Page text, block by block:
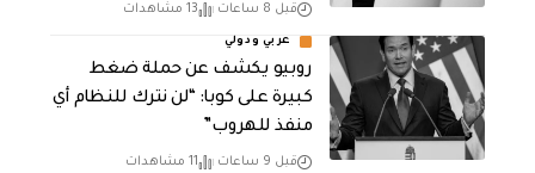
قبل 8 ساعات 13 مشاهدات
عربي ودولي
روبيو يكشف عن حملة ضغط
كبيرة على كوبا: “لن نترك للنظام أي
منفذ للهروب”
قبل 9 ساعات 11 مشاهدات